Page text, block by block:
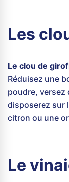
Les
Le clou de
Réduisez une
poudre, versez
disposerez sur
citron ou une
Le